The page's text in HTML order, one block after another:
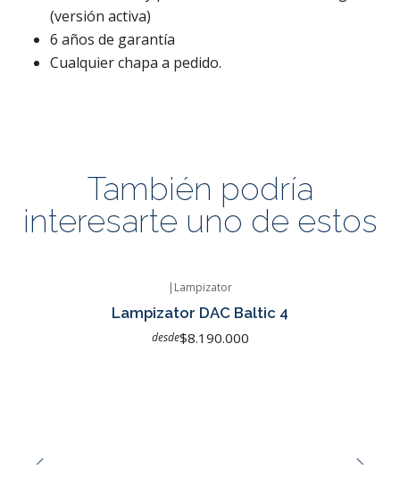
(versión activa)
6 años de garantía
Cualquier chapa a pedido.
También podría
interesarte uno de estos
| Lampizator
Lampizator DAC Baltic 4
desde$8.190.000